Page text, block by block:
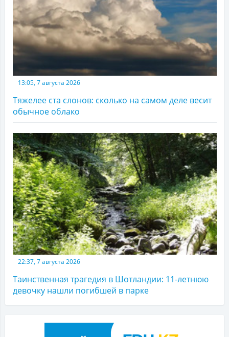
13:05, 7 августа 2026
Тяжелее ста слонов: сколько на самом деле весит
обычное облако
22:37, 7 августа 2026
Таинственная трагедия в Шотландии: 11-летнюю
девочку нашли погибшей в парке